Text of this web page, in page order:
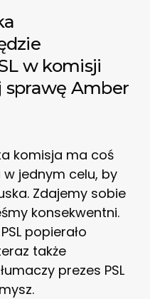
w komisji
sprawę Amber
komisja ma coś
w jednym celu, by
Zdajemy sobie
konsekwentni.
popierało
także
prezes PSL